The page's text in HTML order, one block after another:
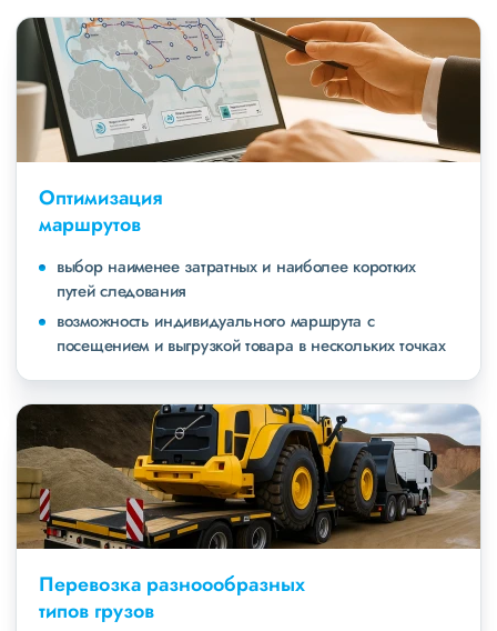
Оптимизация
маршрутов
выбор наименее затратных и наиболее коротких
путей следования
возможность индивидуального маршрута с
посещением и выгрузкой товара в нескольких точках
Перевозка разноообразных
типов грузов